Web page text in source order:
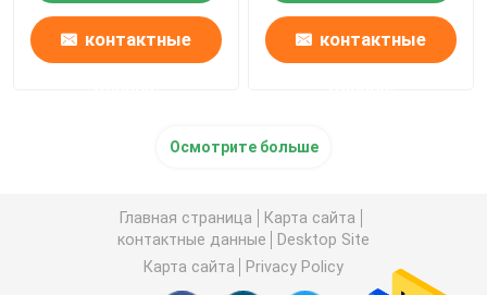
контактные контактные
Осмотрите больше
Главная страница
Карта сайта
контактные данные
Desktop Site
Карта сайта
Privacy Policy